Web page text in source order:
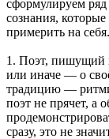
сформулируем ряд
сознания,
примерить на себя.
1. Поэт, пишущий
или иначе — о
традицию —
поэт не прячет, а
сразу, это не